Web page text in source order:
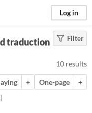
Log in
Filter
traduction
10 results
+ One-page
+
)